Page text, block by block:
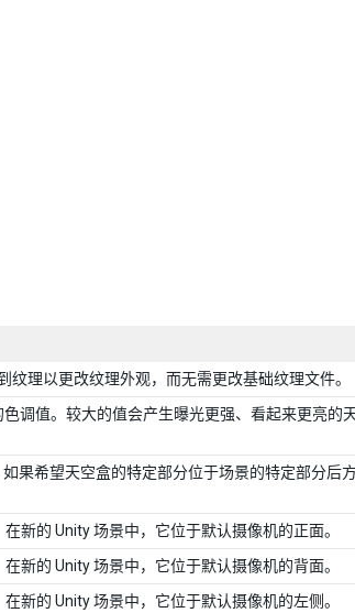
理以更改纹理外观，而无需更改基础纹理文件。
调值。较大的值会产生曝光更强、看起来更亮的
果希望天空盒的特定部分位于场景的特定部分后
新的 Unity 场景中，它位于默认摄像机的正面。
新的 Unity 场景中，它位于默认摄像机的背面。
新的 Unity 场景中，它位于默认摄像机的左侧。